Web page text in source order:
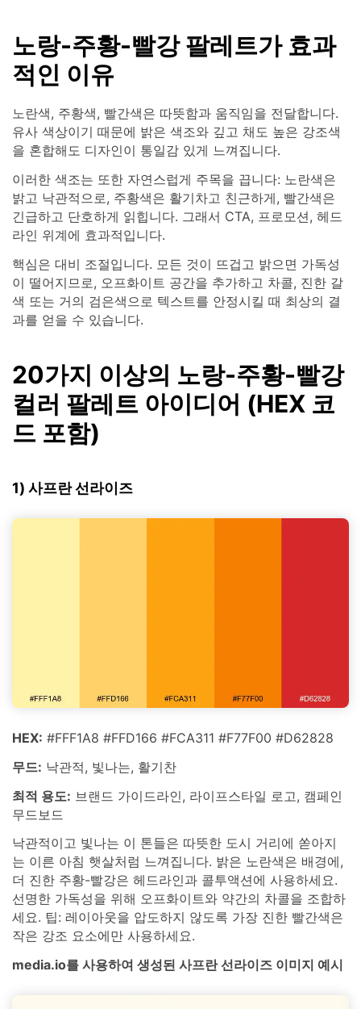
노랑-주황-빨강 팔레트가 효과
적인 이유
노란색, 주황색, 빨간색은 따뜻함과 움직임을 전달합니다.
유사 색상이기 때문에 밝은 색조와 깊고 채도 높은 강조색
을 혼합해도 디자인이 통일감 있게 느껴집니다.
이러한 색조는 또한 자연스럽게 주목을 끕니다: 노란색은
밝고 낙관적으로, 주황색은 활기차고 친근하게, 빨간색은
긴급하고 단호하게 읽힙니다. 그래서 CTA, 프로모션, 헤드
라인 위계에 효과적입니다.
핵심은 대비 조절입니다. 모든 것이 뜨겁고 밝으면 가독성
이 떨어지므로, 오프화이트 공간을 추가하고 차콜, 진한 갈
색 또는 거의 검은색으로 텍스트를 안정시킬 때 최상의 결
과를 얻을 수 있습니다.
20가지 이상의 노랑-주황-빨강
컬러 팔레트 아이디어 (HEX 코
드 포함)
1) 사프란 선라이즈
HEX: #FFF1A8 #FFD166 #FCA311 #F77F00 #D62828
무드: 낙관적, 빛나는, 활기찬
최적 용도: 브랜드 가이드라인, 라이프스타일 로고, 캠페인
무드보드
낙관적이고 빛나는 이 톤들은 따뜻한 도시 거리에 쏟아지
는 이른 아침 햇살처럼 느껴집니다. 밝은 노란색은 배경에,
더 진한 주황-빨강은 헤드라인과 콜투액션에 사용하세요.
선명한 가독성을 위해 오프화이트와 약간의 차콜을 조합하
세요. 팁: 레이아웃을 압도하지 않도록 가장 진한 빨간색은
작은 강조 요소에만 사용하세요.
media.io를 사용하여 생성된 사프란 선라이즈 이미지 예시